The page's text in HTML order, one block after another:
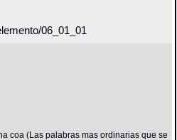
06_01_01
coa (Las palabras mas ordinarias que se